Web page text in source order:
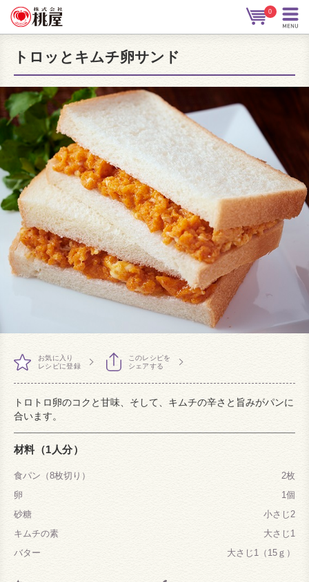
0
トロッとキムチ卵サンド
お気に入り
レシピに登録
このレシピを
シェアする
トロトロ卵のコクと甘味、そして、キムチの辛さと旨みがパンに
合います。
材料（1人分）
食パン（8枚切り）
2枚
卵
1個
砂糖
小さじ2
キムチの素
大さじ1
バター
大さじ1（15ｇ）